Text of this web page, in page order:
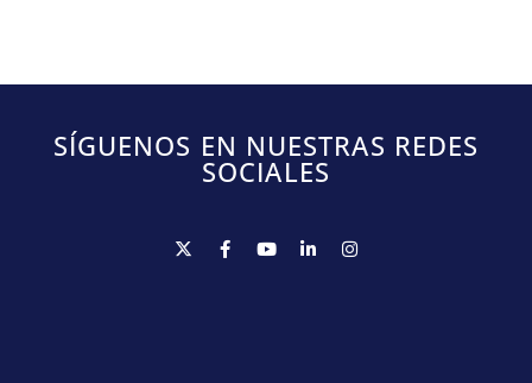
SÍGUENOS EN NUESTRAS REDES
SOCIALES